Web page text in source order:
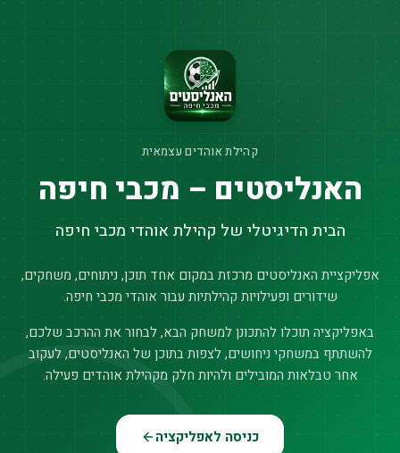
קהילת אוהדים עצמאית
האנליסטים – מכבי חיפה
הבית הדיגיטלי של קהילת אוהדי מכבי חיפה
אפליקציית האנליסטים מרכזת במקום אחד תוכן, ניתוחים, משחקים,
שידורים ופעילויות קהילתיות עבור אוהדי מכבי חיפה.
באפליקציה תוכלו להתכונן למשחק הבא, לבחור את ההרכב שלכם,
להשתתף במשחקי ניחושים, לצפות בתוכן של האנליסטים, לעקוב
אחר טבלאות המובילים ולהיות חלק מקהילת אוהדים פעילה.
כניסה לאפליקציה